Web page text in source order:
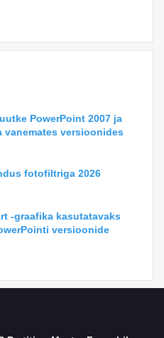
PowerPoint 2007 ja
vanemates versioonides
fotofiltriga 2026
-graafika kasutatavaks
versioonide